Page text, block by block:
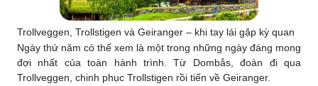
Trollveggen, Trollstigen và Geiranger – khi tay lái gặp kỳ quan
Ngày thứ năm có thể xem là một trong những ngày đáng mong
đợi nhất của toàn hành trình. Từ Dombås, đoàn đi qua
Trollveggen, chinh phục Trollstigen rồi tiến về Geiranger.